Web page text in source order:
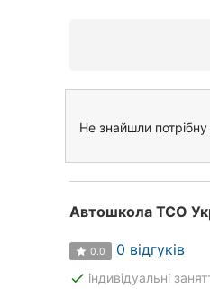
Не знайшли
Автошкола ТСО
0.0 0 відгуків
done індивідуальні